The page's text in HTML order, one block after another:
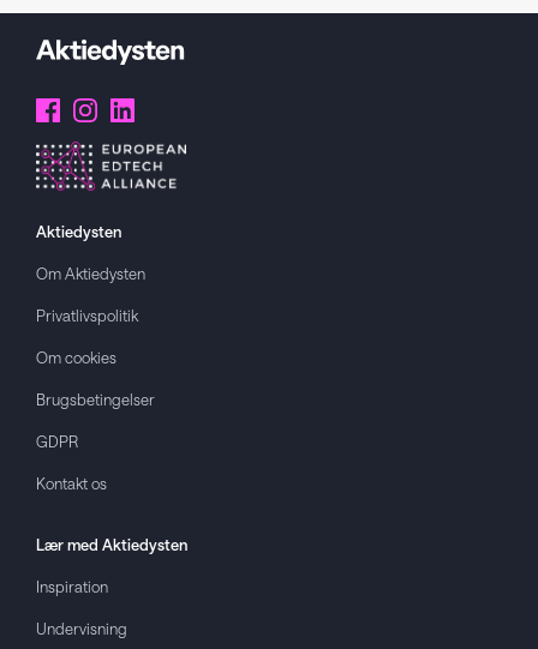
Aktiedysten
Om Aktiedysten
Privatlivspolitik
Om cookies
Brugsbetingelser
GDPR
Kontakt os
Lær med Aktiedysten
Inspiration
Undervisning